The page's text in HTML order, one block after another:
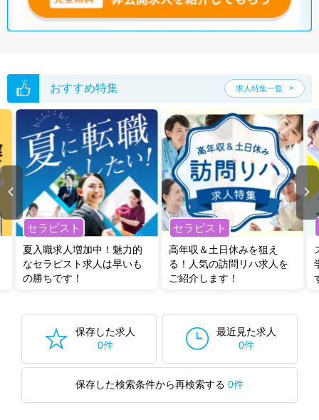
おすすめ特集 求人特集一覧
セラピスト
夏入職求人増加中！魅力的
なセラピスト求人は早いも
の勝ちです！
セラピスト
高年収＆土日休みを狙え
る！人気の訪問リハ求人を
ご紹介します！
保存した求人
0件
最近見た求人
0件
保存した検索条件から再検索する 0件